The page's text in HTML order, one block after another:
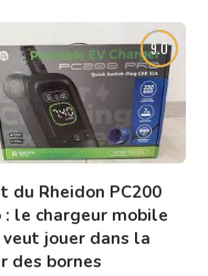
9.0
du Rheidon PC200
: le chargeur mobile
veut jouer dans la
des bornes